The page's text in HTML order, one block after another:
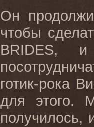
Он
чтобы
BRIDES, и
готик-рока
для этого.
получилось,